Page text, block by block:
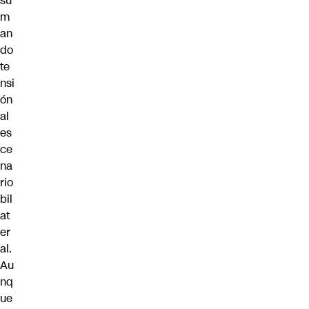
m
an
do
te
nsi
ón
al
es
ce
na
rio
bil
at
er
al.
Au
nq
ue